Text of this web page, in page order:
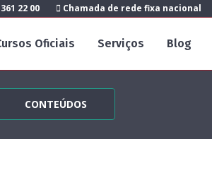
22 00 Chamada de rede fixa nacional
Oficiais Serviços Blog
CONTEÚDOS